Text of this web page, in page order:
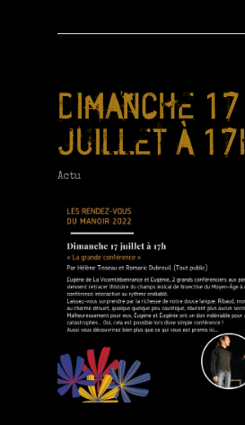
DIMANCHE 17
JUILLET À
Actu